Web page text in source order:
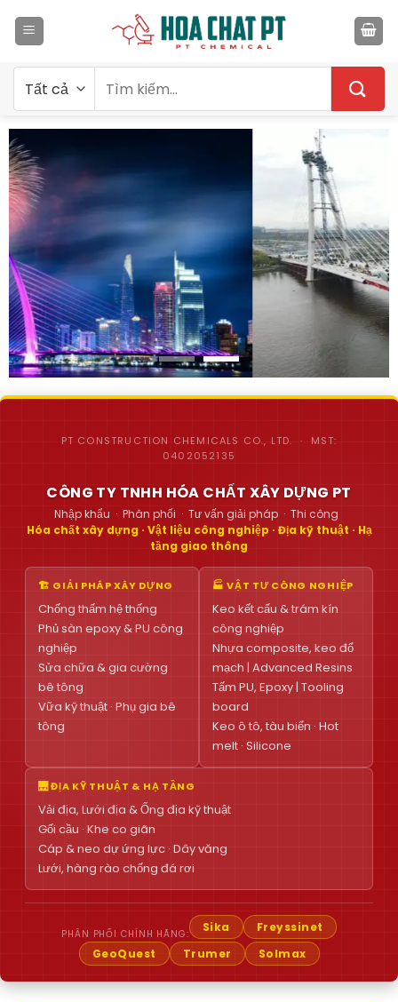
qua
kiếm:
PT CONSTRUCTION CHEMICALS CO., LTD. · MST:
0402052135
CÔNG TY TNHH HÓA CHẤT XÂY DỰNG PT
Nhập khẩu · Phân phối · Tư vấn giải pháp · Thi công
Hóa chất xây dựng · Vật liệu công nghiệp · Địa kỹ thuật · Hạ
tầng giao thông
🏗 GIẢI PHÁP XÂY DỰNG
Chống thấm hệ thống
Phủ sàn epoxy & PU công
nghiệp
Sửa chữa & gia cường
bê tông
Vữa kỹ thuật · Phụ gia bê
tông
🏭 VẬT TƯ CÔNG NGHIỆP
Keo kết cấu & trám kín
công nghiệp
Nhựa composite, keo đổ
mạch | Advanced Resins
Tấm PU, Epoxy | Tooling
board
Keo ô tô, tàu biển · Hot
melt · Silicone
🌉 ĐỊA KỸ THUẬT & HẠ TẦNG
Vải địa, Lưới địa & Ống địa kỹ thuật
Gối cầu · Khe co giãn
Cáp & neo dự ứng lực · Dây văng
Lưới, hàng rào chống đá rơi
PHÂN PHỐI CHÍNH HÃNG: Sika
Freyssinet
GeoQuest
Trumer Solmax